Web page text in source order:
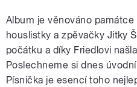
Album je věnováno
houslistky a zpěvačky Jitky
počátku a díky Friedlovi
Poslechneme si dnes
Písnička je esencí toho